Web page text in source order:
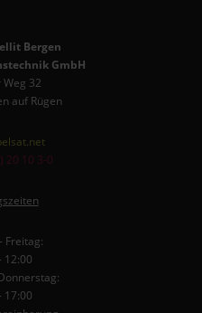
Bergen
GmbH
32
auf Rügen
20 10 3-0
Freitag:
12:00
17:00